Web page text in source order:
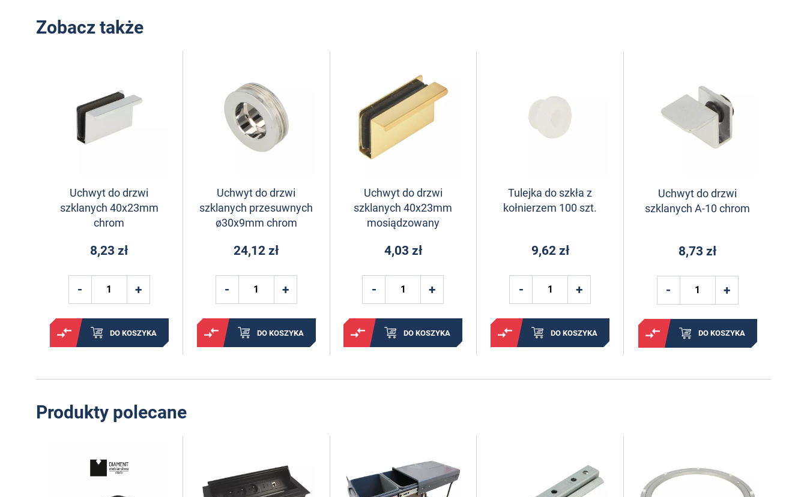
Zobacz także
Uchwyt do drzwi
szklanych 40x23mm
chrom
8,23 zł
DO KOSZYKA
Uchwyt do drzwi
szklanych przesuwnych
ø30x9mm chrom
24,12 zł
DO KOSZYKA
Uchwyt do drzwi
szklanych 40x23mm
mosiądzowany
4,03 zł
DO KOSZYKA
Tulejka do szkła z
kołnierzem 100 szt.
9,62 zł
DO KOSZYKA
Uchwyt do drzwi
szklanych A-10 chrom
8,73 zł
DO KOSZYKA
Produkty polecane